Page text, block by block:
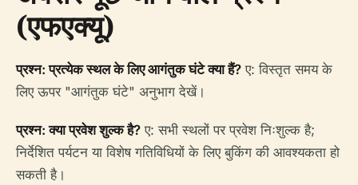
(एफएक्यू)
प्रश्न: प्रत्येक स्थल के लिए आगंतुक घंटे क्या हैं? ए: विस्तृत समय के
लिए ऊपर "आगंतुक घंटे" अनुभाग देखें।
प्रश्न: क्या प्रवेश शुल्क है? ए: सभी स्थलों पर प्रवेश निःशुल्क है;
निर्देशित पर्यटन या विशेष गतिविधियों के लिए बुकिंग की आवश्यकता हो
सकती है।